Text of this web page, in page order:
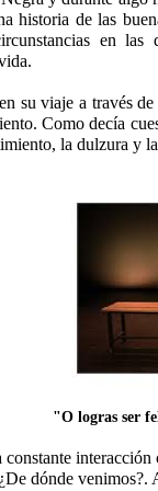
historia de las
en
su viaje a través
Como decía
la dulzura y
"O logras ser
dónde venimos?.